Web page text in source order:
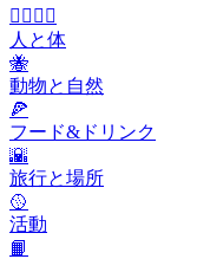
👩‍❤️‍💋‍👨
人と体
🐝
動物と自然
🍕
フード&ドリンク
🌇
旅行と場所
🥎
活動
📙